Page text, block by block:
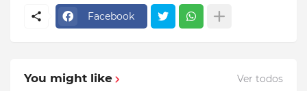
Facebook
You might like Ver todos